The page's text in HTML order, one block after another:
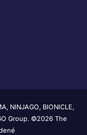
NINJAGO, BIONICLE,
Group. ©2026 The